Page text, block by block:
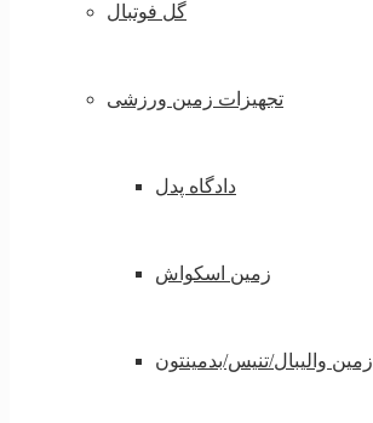
گل فوتبال
تجهیزات زمین ورزشی
دادگاه پدل
زمین اسکواش
زمین والیبال/تنیس/بدمینتون